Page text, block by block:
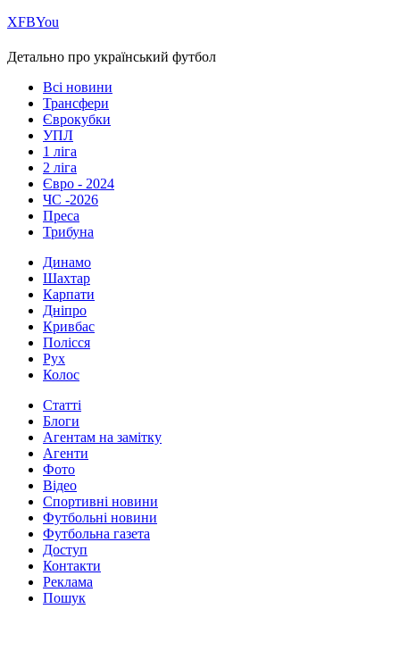
ХFBYou
Детально про український футбол
Всі новини
Трансфери
Єврокубки
УПЛ
1 ліга
2 ліга
Євро - 2024
ЧС -2026
Преса
Трибуна
Динамо
Шахтар
Карпати
Дніпро
Кривбас
Полісся
Рух
Колос
Статті
Блоги
Агентам на замітку
Агенти
Фото
Відео
Спортивні новини
Футбольні новини
Футбольна газета
Доступ
Контакти
Реклама
Пошук